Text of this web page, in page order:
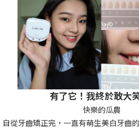
有了它！我終於敢大
快樂的瓜農
自從牙齒矯正完，一直有萌生美白牙齒